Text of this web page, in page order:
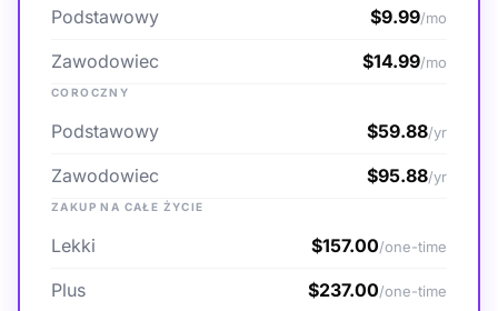
Podstawowy $9.99/mo
Zawodowiec $14.99/mo
COROCZNY
Podstawowy $59.88/yr
Zawodowiec $95.88/yr
ZAKUP NA CAŁE ŻYCIE
Lekki $157.00/one-time
Plus $237.00/one-time